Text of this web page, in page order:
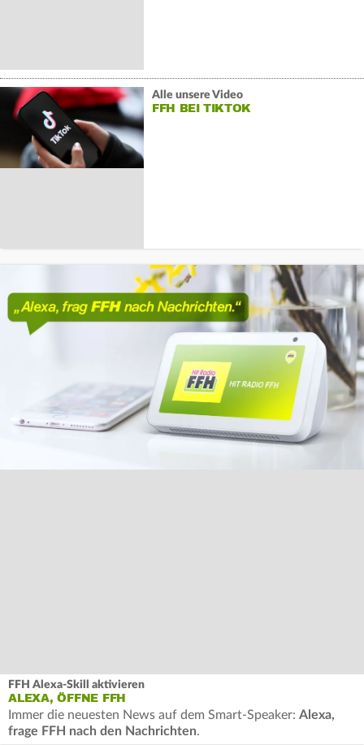
Alle unsere Video
FFH BEI TIKTOK
FFH Alexa-Skill aktivieren
ALEXA, ÖFFNE FFH
Immer die neuesten News auf dem Smart-Speaker: Alexa,
frage FFH nach den Nachrichten.